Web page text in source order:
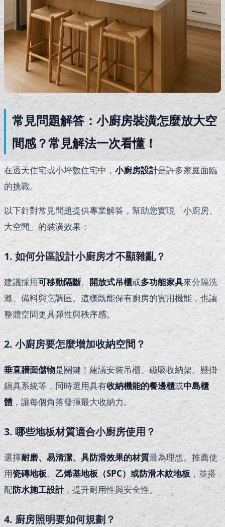
常見問題解答：小廚房裝潢怎麼放大空
間感？常見解法一次看懂！
在透天住宅或小坪數住宅中， 小廚房設計是許多家庭面臨
的挑戰。
以下針對常見問題提供專業解答，幫助您實現「小廚房、
大空間」的裝潢效果：
1. 如何分區設計小廚房才不顯雜亂？
建議採用可移動隔斷、開放式吊櫃或多功能家具來分隔洗
滌、備料與烹調區。這樣既能保有廚房的實用機能，也讓
整體空間更具彈性與秩序感。
2. 小廚房要怎麼增加收納空間？
垂直牆面儲物是關鍵！建議安裝吊櫃、磁吸收納架、懸掛
鍋具系統等，同時選用具有收納機能的餐邊櫃或中島櫃
體，讓每個角落發揮最大收納力。
3. 哪些地板材質適合小廚房使用？
選擇耐磨、易清潔、具防滑效果的材質最為理想。推薦使
用瓷磚地板、乙烯基地板（SPC） 或防滑木紋地板 ，並搭
配防水施工設計，提升耐用性與安全性。
4. 廚房照明要如何規劃？